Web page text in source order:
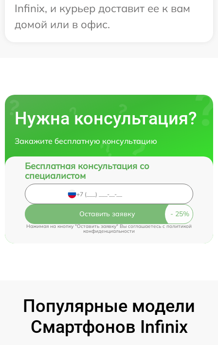
Infinix, и курьер доставит ее к вам
домой или в офис.
Нужна консультация?
Закажите бесплатную консультацию
Бесплатная консультация со
специалистом
Оставить заявку
Нажимая на кнопку "Оставить заявку" Вы соглашаетесь c политикой
конфиденциальности
Популярные модели
Смартфонов Infinix